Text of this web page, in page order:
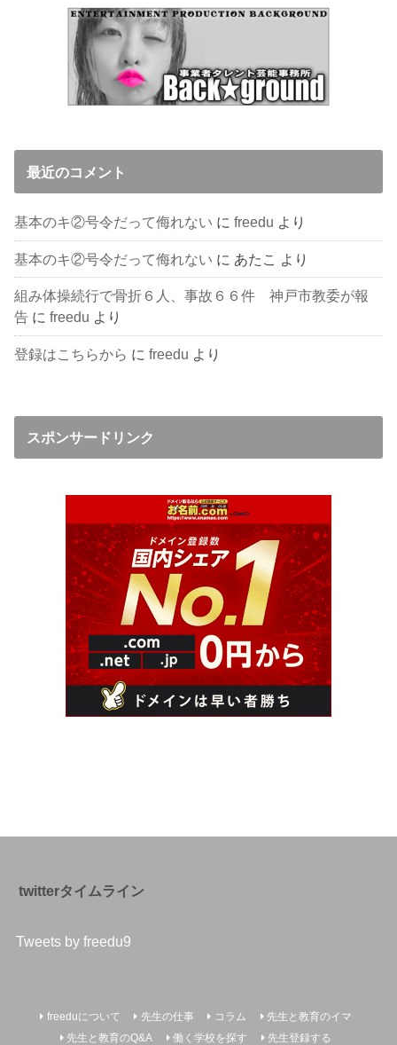
最近のコメント
基本のキ②号令だって侮れない にfreedu より
基本のキ②号令だって侮れない に あたこ より
組み体操続行で骨折６人、事故６６件 神戸市教委が報
告 にfreedu より
登録はこちらから にfreedu より
スポンサードリンク
twitterタイムライン
Tweets by freedu9
freeduについて 先生の仕事 コラム
先生と教育のイマ
先生と教育のQ&A
働く学校を探す 先生登録する